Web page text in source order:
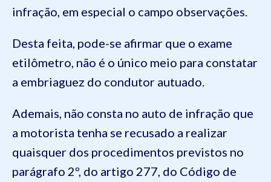
infração, em especial o campo observações.
Desta feita, pode-se afirmar que o exame
etilômetro, não é o único meio para constatar
a embriaguez do condutor autuado.
Ademais, não consta no auto de infração que
a motorista tenha se recusado a realizar
quaisquer dos procedimentos previstos no
parágrafo 2º, do artigo 277, do Código de